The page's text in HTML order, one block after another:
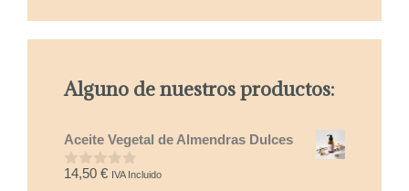
Alguno de nuestros productos:
Aceite Vegetal de Almendras Dulces
0
14,50 € IVA Incluido